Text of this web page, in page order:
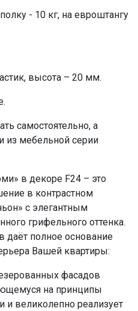
- 10 кг, на евроштангу
высота – 20 мм.
самостоятельно, а
из мебельной серии
в декоре F24 – это
в контрастном
с элегантным
грифельного оттенка.
даёт полное основание
Вашей квартиры:
фасадов
на принципы
великолепно реализует